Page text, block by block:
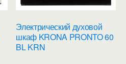
Электрический духовой
шкаф KRONA PRONTO 60
BL KRN